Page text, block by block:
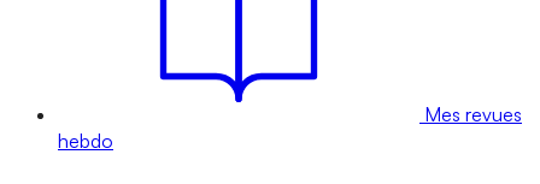
Mes revues
hebdo